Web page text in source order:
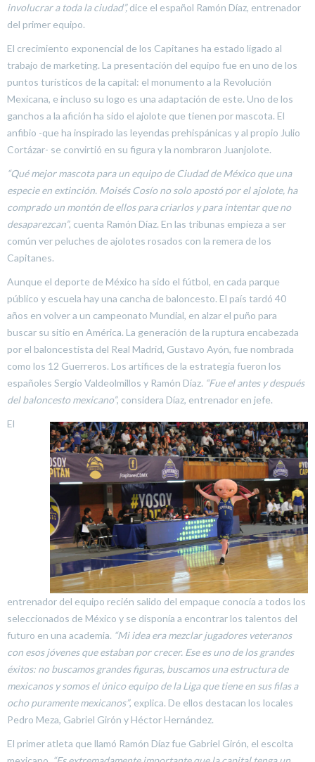
involucrar a toda la ciudad”,dice el español Ramón Díaz, entrenador
del primer equipo.
El crecimiento exponencial de los Capitanes ha estado ligado al
trabajo de marketing. La presentación del equipo fue en uno de los
puntos turísticos de la capital: el monumento a la Revolución
Mexicana, e incluso su logo es una adaptación de este. Uno de los
ganchos a la afición ha sido el ajolote que tienen por mascota. El
anfibio -que ha inspirado las leyendas prehispánicas y al propio Julio
Cortázar- se convirtió en su figura y la nombraron Juanjolote.
“Qué mejor mascota para un equipo de Ciudad de México que una
especie en extinción. Moisés Cosío no solo apostó por el ajolote, ha
comprado un montón de ellos para criarlos y para intentar que no
desaparezcan”, cuenta Ramón Díaz. En las tribunas empieza a ser
común ver peluches de ajolotes rosados con la remera de los
Capitanes.
Aunque el deporte de México ha sido el fútbol, en cada parque
público y escuela hay una cancha de baloncesto. El país tardó 40
años en volver a un campeonato Mundial, en alzar el puño para
buscar su sitio en América. La generación de la ruptura encabezada
por el baloncestista del Real Madrid, Gustavo Ayón, fue nombrada
como los 12 Guerreros. Los artífices de la estrategia fueron los
españoles Sergio Valdeolmillos y Ramón Díaz. “Fue el antes y después
del baloncesto mexicano”, considera Díaz, entrenador en jefe.
El
entrenador del equipo recién salido del empaque conocía a todos los
seleccionados de México y se disponía a encontrar los talentos del
futuro en una academia. “Mi idea era mezclar jugadores veteranos
con esos jóvenes que estaban por crecer. Ese es uno de los grandes
éxitos: no buscamos grandes figuras, buscamos una estructura de
mexicanos y somos el único equipo de la Liga que tiene en sus filas a
ocho puramente mexicanos”, explica. De ellos destacan los locales
Pedro Meza, Gabriel Girón y Héctor Hernández.
El primer atleta que llamó Ramón Díaz fue Gabriel Girón, el escolta